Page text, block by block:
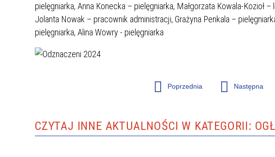
PORADNIE SPECJALISTYCZNE
pielęgniarka, Anna Konecka – pielęgniarka, Małgorzata Kowala-Kozioł
Jolanta Nowak – pracownik administracji, Grażyna Penkala –
pielęgniarka, Alina Wowry - pielęgniarka
Poprzednia Następna
CZYTAJ INNE AKTUALNOŚCI W KATEGORII: